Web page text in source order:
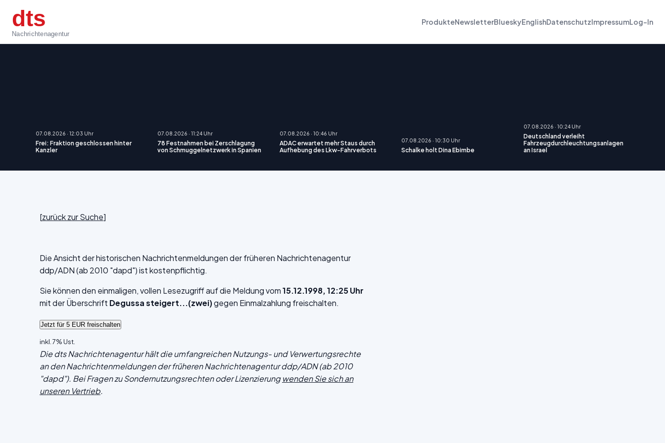
dts
Nachrichtenagentur
ProdukteNewsletterBlueskyEnglishDatenschutzImpressumLog-In
07.08.2026 · 12:03 Uhr
Frei: Fraktion geschlossen hinter
Kanzler
07.08.2026 · 11:24 Uhr
78 Festnahmen bei Zerschlagung
von Schmuggelnetzwerk in Spanien
07.08.2026 · 10:46 Uhr
ADAC erwartet mehr Staus durch
Aufhebung des Lkw-Fahrverbots
07.08.2026 · 10:30 Uhr
Schalke holt Dina Ebimbe
07.08.2026 · 10:24 Uhr
Deutschland verleiht
Fahrzeugdurchleuchtungsanlagen
an Israel
[zurück zur Suche]
Die Ansicht der historischen Nachrichtenmeldungen der früheren Nachrichtenagentur
ddp/ADN (ab 2010 "dapd") ist kostenpflichtig.
Sie können den einmaligen, vollen Lesezugriff auf die Meldung vom15.12.1998, 12:25 Uhr
mit der Überschrift Degussa steigert...(zwei)gegen Einmalzahlung freischalten.
inkl. 7% Ust.
Die dts Nachrichtenagentur hält die umfangreichen Nutzungs- und Verwertungsrechte
an den Nachrichtenmeldungen der früheren Nachrichtenagentur ddp/ADN (ab 2010
"dapd"). Bei Fragen zu Sondernutzungsrechten oder Lizenzierungwenden Sie sich an
unseren Vertrieb.